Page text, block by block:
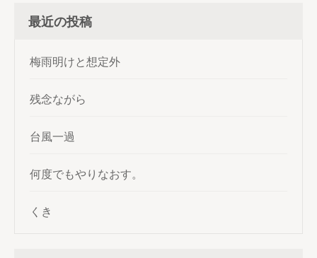
最近の投稿
梅雨明けと想定外
残念ながら
台風一過
何度でもやりなおす。
くき